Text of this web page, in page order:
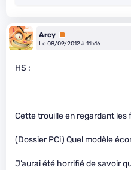
Arcy Premium
Le 08/09/2012 à 11h16
HS :
Cette trouille en regardant les
(Dossier PCi) Quel modèle
J’aurai été horrifié de savoir